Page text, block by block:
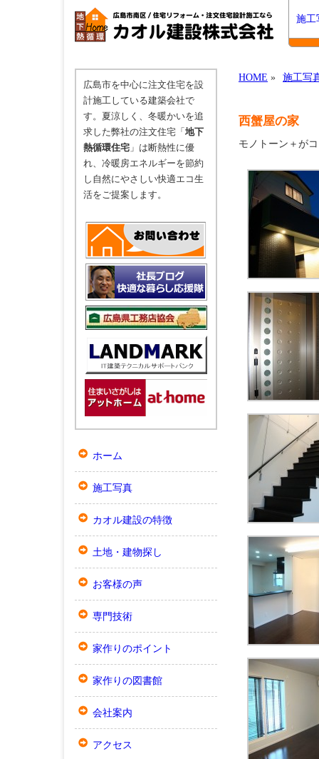
施工
HOME » 施工写
西蟹屋の家
モノトーン＋が
広島市を中心に注文住宅を設
計施工している建築会社で
す。夏涼しく、冬暖かいを追
求した弊社の注文住宅「 地下
熱循環住宅 」は断熱性に優
れ、冷暖房エネルギーを節約
し自然にやさしい快適エコ生
活をご提案します。
ホーム
施工写真
カオル建設の特徴
土地・建物探し
お客様の声
専門技術
家作りのポイント
家作りの図書館
会社案内
アクセス